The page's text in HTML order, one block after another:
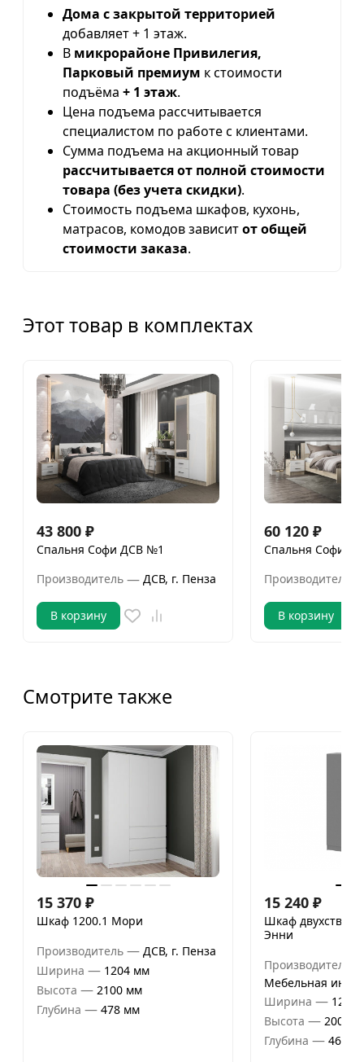
Дома с закрытой территорией
добавляет + 1 этаж.
В микрорайоне Привилегия,
Парковый премиум к стоимости
подъёма + 1 этаж.
Цена подъема рассчитывается
специалистом по работе с клиентами.
Сумма подъема на акционный товар
рассчитывается от полной стоимости
товара (без учета скидки).
Стоимость подъема шкафов, кухонь,
матрасов, комодов зависитот общей
стоимости заказа.
Этот товар в комплектах
43 800 ₽
Спальня Софи ДСВ №1
Производитель — ДСВ, г. Пенза
В корзину
60 120 ₽
Спальня Софи
Производитель
В корзину
Смотрите также
15 370 ₽
Шкаф 1200.1 Мори
Производитель — ДСВ, г. Пенза
Ширина — 1204 мм
Высота — 2100 мм
Глубина — 478 мм
15 240 ₽
Шкаф
Энни
Производитель
Мебельная
Ширина — 1200
Высота — 2000
Глубина — 460